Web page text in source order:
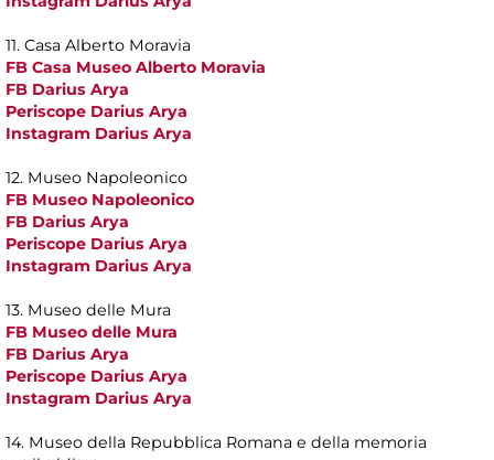
11. Casa Alberto Moravia
FB Casa Museo Alberto Moravia
FB Darius Arya
Periscope Darius Arya
Instagram Darius Arya
12. Museo Napoleonico
FB Museo Napoleonico
FB Darius Arya
Periscope Darius Arya
Instagram Darius Arya
13. Museo delle Mura
FB Museo delle Mura
FB Darius Arya
Periscope Darius Arya
Instagram Darius Arya
14. Museo della Repubblica Romana e della memoria